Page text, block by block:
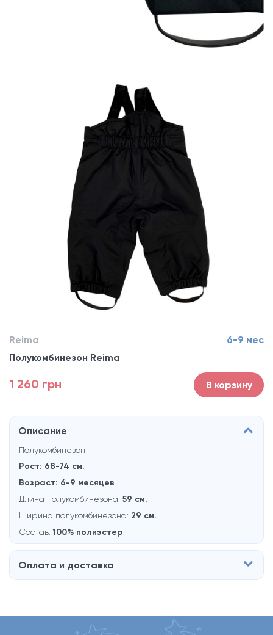
Reima
6-9 мес
Полукомбинезон Reima
1 260 грн В корзину
Описание
Полукомбинезон
Рост: 68-74 см.
Возраст: 6-9 месяцев
Длина полукомбинезона: 59 см.
Ширина полукомбинезона: 29 см.
Состав:100% полиэстер
Оплата и доставка